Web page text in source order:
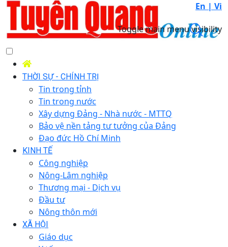
En | Vi
Toggle main menu visibility
THỜI SỰ - CHÍNH TRỊ
Tin trong tỉnh
Tin trong nước
Xây dựng Đảng - Nhà nước - MTTQ
Bảo vệ nền tảng tư tưởng của Đảng
Đạo đức Hồ Chí Minh
KINH TẾ
Công nghiệp
Nông-Lâm nghiệp
Thương mại - Dịch vụ
Đầu tư
Nông thôn mới
XÃ HỘI
Giáo dục